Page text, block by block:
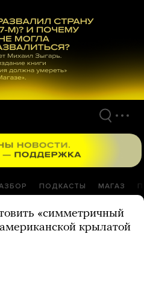
ПОДКАСТЫ МАГАЗ
«симметричный
крылатой